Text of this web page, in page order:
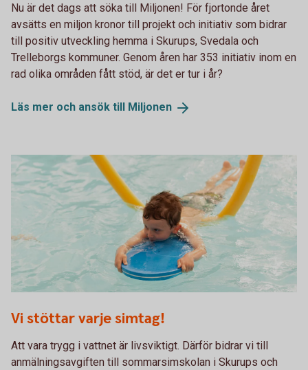
Nu är det dags att söka till Miljonen! För fjortonde året
avsätts en miljon kronor till projekt och initiativ som bidrar
till positiv utveckling hemma i Skurups, Svedala och
Trelleborgs kommuner. Genom åren har 353 initiativ inom en
rad olika områden fått stöd, är det er tur i år?
Läs mer och ansök till Miljonen
Vi stöttar varje simtag!
Att vara trygg i vattnet är livsviktigt. Därför bidrar vi till
anmälningsavgiften till sommarsimskolan i Skurups och